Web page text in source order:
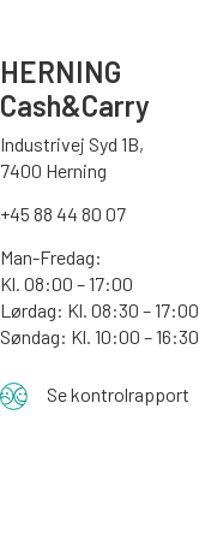
HERNING
Cash&Carry
Industrivej Syd 1B,
7400 Herning
+45 88 44 80 07
Man-Fredag:
Kl. 08:00 – 17:00
Lørdag: Kl. 08:30 – 17:00
Søndag: Kl. 10:00 – 16:30
Se kontrolrapport